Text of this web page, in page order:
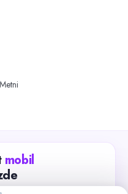
mobil